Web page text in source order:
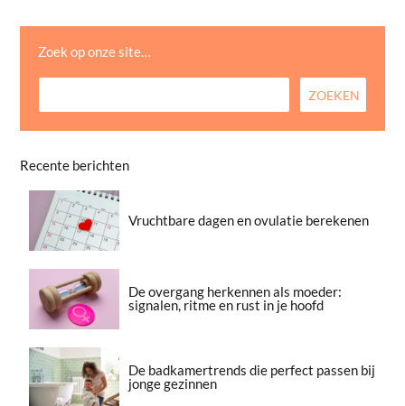
Zoek op onze site…
Recente berichten
Vruchtbare dagen en ovulatie berekenen
De overgang herkennen als moeder:
signalen, ritme en rust in je hoofd
De badkamertrends die perfect passen bij
jonge gezinnen